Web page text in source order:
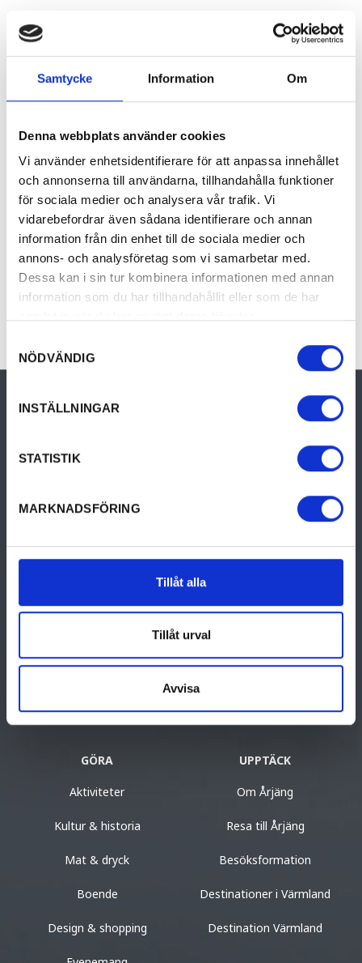
Samtycke Information Om
Denna webbplats använder cookies
Vi använder enhetsidentifierare för att anpassa innehållet
och annonserna till användarna, tillhandahålla funktioner
för sociala medier och analysera vår trafik. Vi
vidarebefordrar även sådana identifierare och annan
information från din enhet till de sociala medier och
annons- och analysföretag som vi samarbetar med.
Dessa kan i sin tur kombinera informationen med annan
information som du har tillhandahållit eller som de har
NÖDVÄNDIG
INSTÄLLNINGAR
STATISTIK
MARKNADSFÖRING
Tillåt alla
Tillåt urval
Avvisa
Aktiva Paket
Mitt i naturen på dagen. I cykelsadeln, med
paddeln i högsta hugg, på golfbanan eller med
vandringskängarna på. På kvällen njuter du av
god mat som någon annan lagar åt dig och
känner dig lite stolt över dagens bravader. Du
sover gott i sköna sängar, tankar ny ernergi
med en riktigt god hotellfrukost för att sedan
ge dig ut på nya äventyr.
Här hittar du våra paketerade upplevelser och
erbjudanden!
Välkommen till vilda, vackra Årjäng!
Visit Årjäng
Turistinformation
0573-141 36
turist@arjang.se
GÖRA
Aktiviteter
Kultur & historia
Mat & dryck
Boende
Design & shopping
UPPTÄCK
Om Årjäng
Resa till Årjäng
Besöksformation
Destinationer i Värmland
Destination Värmland